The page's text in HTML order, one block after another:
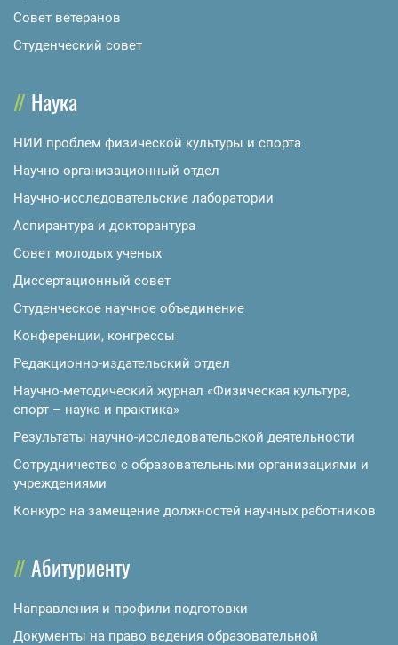
Совет ветеранов
Студенческий совет
Наука
НИИ проблем физической культуры и спорта
Научно-организационный отдел
Научно-исследовательские лаборатории
Аспирантура и докторантура
Совет молодых ученых
Диссертационный совет
Студенческое научное объединение
Конференции, конгрессы
Редакционно-издательский отдел
Научно-методический журнал «Физическая культура,
спорт – наука и практика»
Результаты научно-исследовательской деятельности
Сотрудничество с образовательными организациями и
учреждениями
Конкурс на замещение должностей научных работников
Абитуриенту
Направления и профили подготовки
Документы на право ведения образовательной